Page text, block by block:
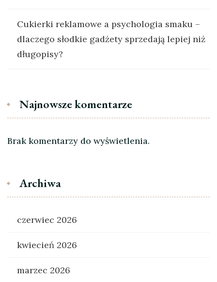
Cukierki reklamowe a psychologia smaku –
dlaczego słodkie gadżety sprzedają lepiej niż
długopisy?
Najnowsze komentarze
Brak komentarzy do wyświetlenia.
Archiwa
czerwiec 2026
kwiecień 2026
marzec 2026